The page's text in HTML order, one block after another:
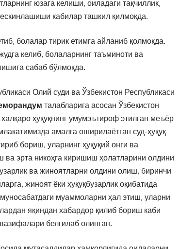
юзага келиши, оиладаги тақчиллик,
кабилар ташкил қилмоқда.
болалар тирик етимга айланиб қолмоқда.
келиб, болаларнинг таъминоти ва
сабаб бўлмоқда.
Олий суди ва Ўзбекистон Республикаси
талабларига асосан Ўзбекистон
ҳуқуқнинг умумэътироф этилган меъёр
амалга оширилаётган суд-ҳуқуқ
бориш, уларнинг ҳуқуқий онги ва
эрта никоҳга киришиш ҳолатларини олдини
ва жиноятларни олдини олиш, биринчи
жиноят ёки ҳуқуқбузарлик оқибатида
муаммоларни ҳал этиш, уларни
яқиндан хабардор қилиб бориш каби
белгилаб олинган.